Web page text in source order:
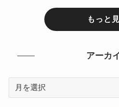
もっと
アーカ